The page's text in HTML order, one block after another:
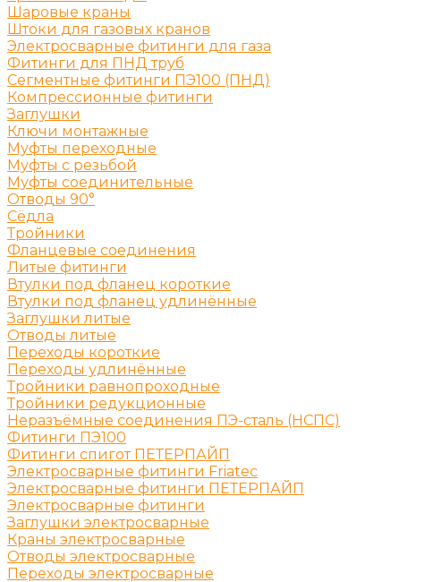
Шаровые краны
Штоки для газовых кранов
Электросварные фитинги для газа
Фитинги для ПНД труб
Сегментные фитинги ПЭ100 (ПНД)
Компрессионные фитинги
Заглушки
Ключи монтажные
Муфты переходные
Муфты с резьбой
Муфты соединительные
Отводы 90°
Сёдла
Тройники
Фланцевые соединения
Литые фитинги
Втулки под фланец короткие
Втулки под фланец удлинённые
Заглушки литые
Отводы литые
Переходы короткие
Переходы удлинённые
Тройники равнопроходные
Тройники редукционные
Неразъёмные соединения ПЭ-сталь (НСПС)
Фитинги ПЭ100
Фитинги спигот ПЕТЕРПАЙП
Электросварные фитинги Friatec
Электросварные фитинги ПЕТЕРПАЙП
Электросварные фитинги
Заглушки электросварные
Краны электросварные
Отводы электросварные
Переходы электросварные